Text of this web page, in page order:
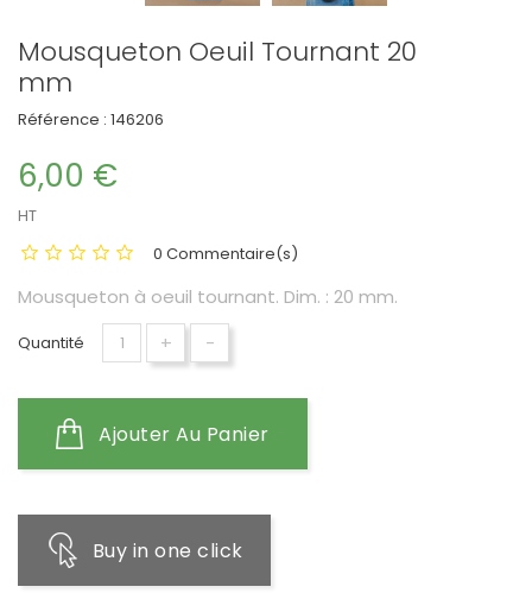
Mousqueton Oeuil Tournant 20
mm
Référence : 146206
6,00 €
HT
0 Commentaire(s)
Mousqueton à oeuil tournant. Dim. : 20 mm.
Quantité + -
Ajouter Au Panier
Buy in one click